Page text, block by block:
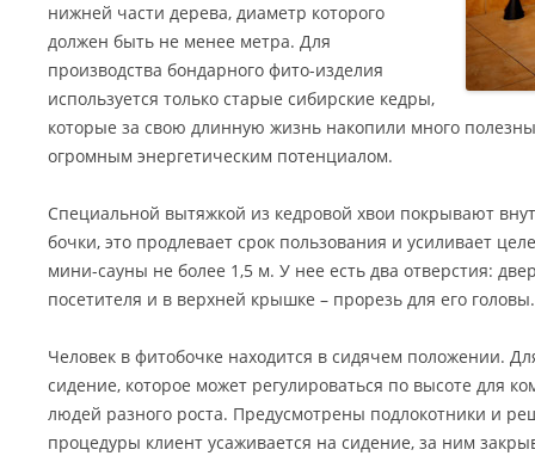
нижней части дерева, диаметр которого
должен быть не менее метра. Для
производства бондарного фито-изделия
используется только старые сибирские кедры,
которые за свою длинную жизнь накопили много
огромным энергетическим потенциалом.
Специальной вытяжкой из кедровой хвои покрывают
бочки, это продлевает срок пользования и усиливает
мини-сауны не более 1,5 м. У нее есть два отверстия:
посетителя и в верхней крышке – прорезь для его головы.
Человек в фитобочке находится в сидячем положении.
сидение, которое может регулироваться по высоте для
людей разного роста. Предусмотрены подлокотники и
процедуры клиент усаживается на сидение, за ним